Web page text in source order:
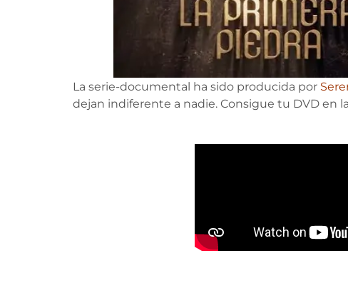
La serie-documental ha sido producida por
dejan indiferente a nadie. Consigue tu DVD en